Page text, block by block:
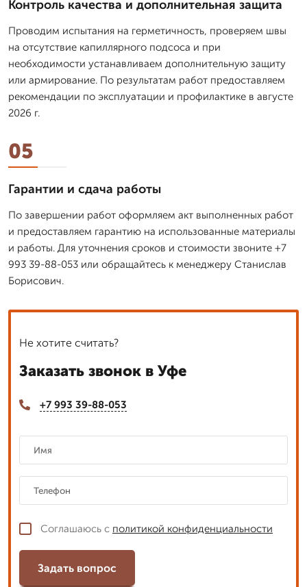
Контроль качества и дополнительная защита
Проводим испытания на герметичность, проверяем швы
на отсутствие капиллярного подсоса и при
необходимости устанавливаем дополнительную защиту
или армирование. По результатам работ предоставляем
рекомендации по эксплуатации и профилактике в августе
2026 г.
05
Гарантии и сдача работы
По завершении работ оформляем акт выполненных работ
и предоставляем гарантию на использованные материалы
и работы. Для уточнения сроков и стоимости звоните +7
993 39-88-053 или обращайтесь к менеджеру Станислав
Борисович.
Не хотите считать?
Заказать звонок в Уфе
+7 993 39-88-053
Соглашаюсь с политикой конфиденциальности
Задать вопрос